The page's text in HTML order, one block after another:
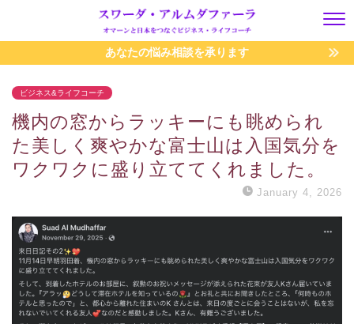
あなたの悩み相談を承ります
ビジネス&ライフコーチ
機内の窓からラッキーにも眺められ
た美しく爽やかな富士山は入国気分を
ワクワクに盛り立ててくれました。
January 4, 2026